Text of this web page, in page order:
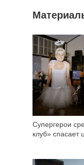
Супергерои
клуб» спасает
2 937